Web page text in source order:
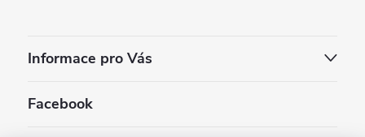
Informace pro Vás
Facebook